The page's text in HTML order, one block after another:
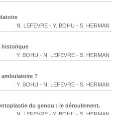
N. LEFEVRE - Y. BOHU - S. HERMAN
historique
Y. BOHU - N. LEFEVRE - S. HERMAN
?
Y. BOHU - N. LEFEVRE - S. HERMAN
du genou : le déroulement.